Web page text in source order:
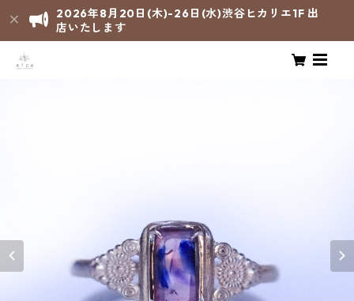
2026年8月20日(木)-26日(水)渋谷ヒカリエ1F 出
店いたします